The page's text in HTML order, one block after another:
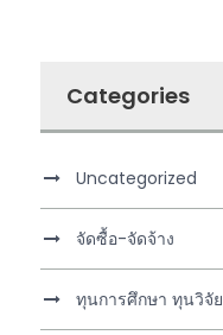
Categories
Uncategorized
จัดซื้อ-จัดจ้าง
ทุนการศึกษา ทุนวิจัย